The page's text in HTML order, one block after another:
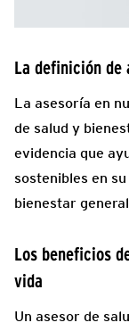
La definición
La asesoría en
de salud y
evidencia que
sostenibles en
bienestar
Los beneficios
vida
Un asesor de